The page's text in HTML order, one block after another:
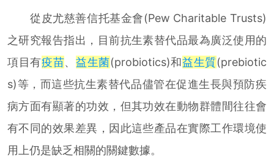
從皮尤慈善信托基金會(Pew Charitable Trusts)
之研究報告指出，目前抗生素替代品最為廣泛使用的
項目有疫苗、 益生菌(probiotics)和益生質(prebiotic
s)等，而這些抗生素替代品儘管在促進生長與預防疾
病方面有顯著的功效，但其功效在動物群體間往往會
有不同的效果差異，因此這些產品在實際工作環境使
用上仍是缺乏相關的關鍵數據。